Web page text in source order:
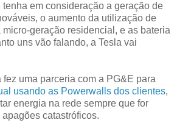
em consideração a geração de
o aumento da utilização de
geração residencial, e as bateria
uns vão falando, a Tesla vai
fez uma parceria com a PG&E para
usando as Powerwalls dos clientes,
energia na rede sempre que for
catastróficos.